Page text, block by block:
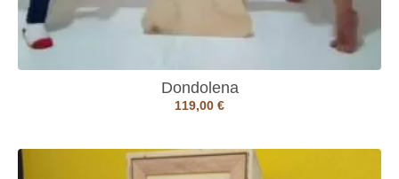
Dondolena
119,00 €